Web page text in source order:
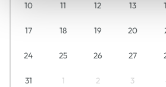
10 11 12 13
17 18 19 20
24 25 26 27
31 1 2 3